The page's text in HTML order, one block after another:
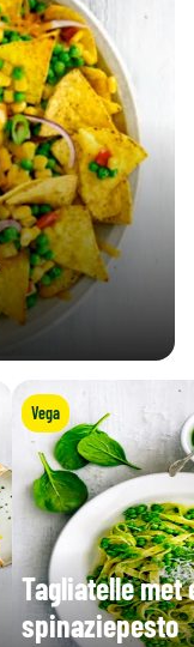
0,02 g
91,2 µg
Vega
Tagliatelle met
spinaziepesto